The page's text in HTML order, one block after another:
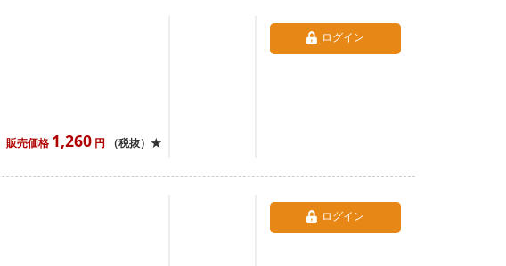
販売価格 1,260 円 （税抜）★
ログイン
ログイン